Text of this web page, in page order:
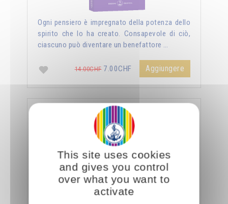
Ogni pensiero è impregnato della potenza dello
spirito che lo ha creato. Consapevole di ciò,
ciascuno può diventare un benefattore …
14.00CHF7.00CHF Aggiungere
La sessualità forza del cielo
This site uses cookies
and gives you control
over what you want to
activate